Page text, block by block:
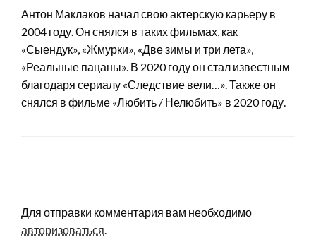
Антон Маклаков начал свою актерскую карьеру в
2004 году. Он снялся в таких фильмах, как
«Сыендук», «Жмурки», «Две зимы и три лета»,
«Реальные пацаны». В 2020 году он стал известным
благодаря сериалу «Следствие вели…». Также он
снялся в фильме «Любить / Нелюбить» в 2020 году.
Для отправки комментария вам необходимо
авторизоваться.